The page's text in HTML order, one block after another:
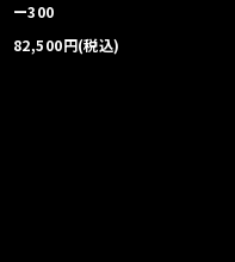
ー300
82,500円(税込)